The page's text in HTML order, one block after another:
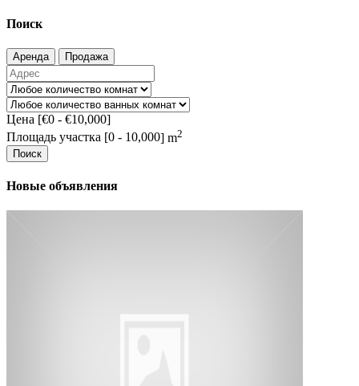
Поиск
Аренда Продажа
Цена [€0 - €10,000]
Площадь участка [0 - 10,000] m2
Поиск
Новые объявления